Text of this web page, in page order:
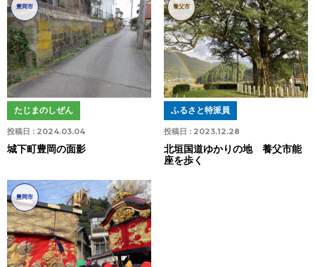
豊岡市
投稿日 : 2024.03.04
たじまのしぜん
城下町豊岡の面影
養父市
投稿日 : 2023.12.28
ふるさと特派員
北垣国道ゆかりの地 養父市能
座を歩く
豊岡市